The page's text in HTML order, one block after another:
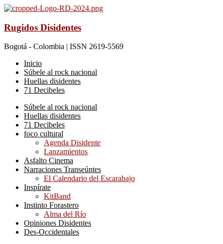
Rugidos Disidentes
Bogotá - Colombia | ISSN 2619-5569
Inicio
Súbele al rock nacional
Huellas disidentes
71 Decibeles
Súbele al rock nacional
Huellas disidentes
71 Decibeles
foco cultural
Agenda Disidente
Lanzamientos
Asfalto Cinema
Narraciones Transeúntes
El Calendario del Escarabajo
Inspírate
KitBand
Instinto Forastero
Alma del Río
Opiniones Disidentes
Des-Occidentales